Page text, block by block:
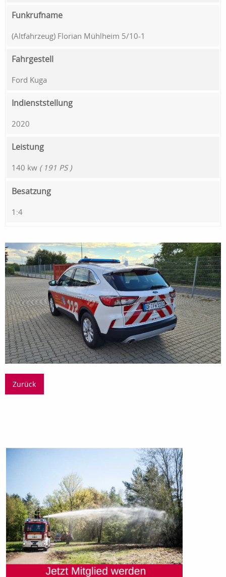
Funkrufname
(Altfahrzeug) Florian Mühlheim 5/10-1
Fahrgestell
Ford Kuga
Indienststellung
2020
Leistung
140 kw ( 191 PS )
Besatzung
1:4
Zurück